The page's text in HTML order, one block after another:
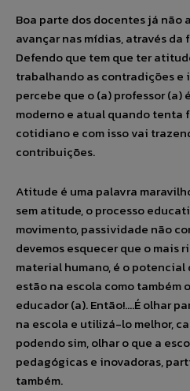
Boa parte dos docentes já não
avançar nas mídias, através
Defendo que tem que ter
trabalhando as contradições e
percebe que o (a) professor (a)
moderno e atual quando tenta
cotidiano e com isso vai
contribuições.
Atitude é uma palavra
sem atitude, o processo
movimento, passividade não
devemos esquecer que o mais
material humano, é o potencial
estão na escola como também
educador (a). Então!….É olhar
na escola e utilizá-lo melhor,
podendo sim, olhar o que a
pedagógicas e inovadoras,
também.